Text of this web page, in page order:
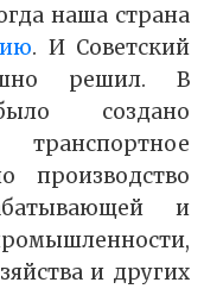
наша страна
. И Советский
решил. В
создано
производство
и
и других